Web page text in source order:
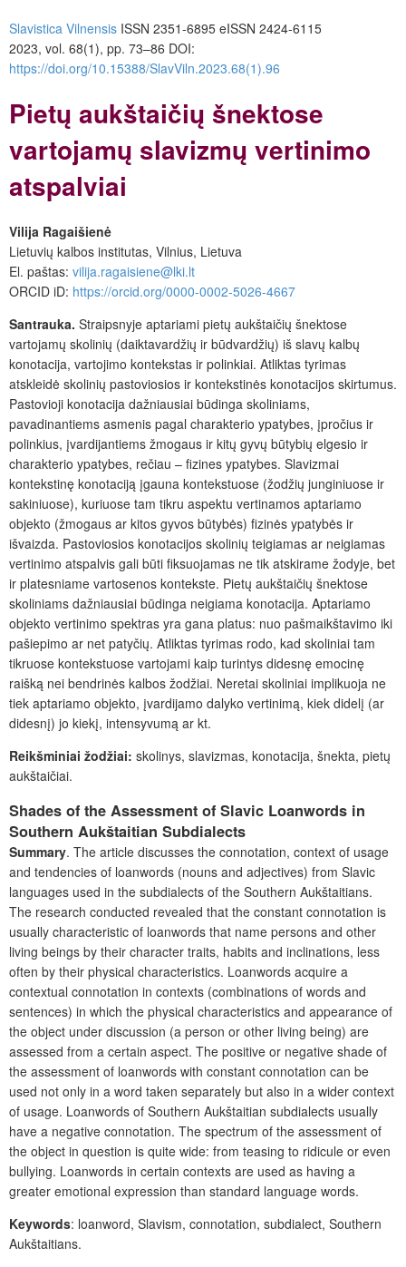
Slavistica Vilnensis ISSN 2351-6895 eISSN 2424-6115
2023, vol. 68(1), pp. 73–86 DOI:
https://doi.org/10.15388/SlavViln.2023.68(1).96
Pietų aukštaičių šnektose
vartojamų slavizmų vertinimo
atspalviai
Vilija Ragaišienė
Lietuvių kalbos institutas, Vilnius, Lietuva
El. paštas: vilija.ragaisiene@lki.lt
ORCID iD: https://orcid.org/0000-0002-5026-4667
Santrauka. Straipsnyje aptariami pietų aukštaičių šnektose
vartojamų skolinių (daiktavardžių ir būd­vardžių) iš slavų kalbų
konotacija, vartojimo kontekstas ir polinkiai. Atliktas tyrimas
atskleidė skolinių pastoviosios ir kontekstinės konotacijos skirtumus.
Pastovioji konotacija dažniausiai būdinga skoliniams,
pavadinantiems asmenis pagal charakterio ypatybes, įpročius ir
polinkius, įvardijantiems žmogaus ir kitų gyvų būtybių elgesio ir
charakterio ypatybes, rečiau – fizines ypatybes. Slavizmai
kontekstinę konotaciją įgauna kontekstuose (žodžių junginiuose ir
sakiniuose), kuriuose tam tikru aspektu vertinamos aptariamo
objekto (žmogaus ar kitos gyvos būtybės) fizinės ypatybės ir
išvaizda. Pastoviosios konotacijos skolinių teigiamas ar neigiamas
vertinimo atspalvis gali būti fiksuojamas ne tik atskirame žodyje, bet
ir platesniame vartosenos kontekste. Pietų aukštaičių šnektose
skoliniams dažniausiai būdinga neigiama konotacija. Aptariamo
objekto vertinimo spektras yra gana platus: nuo pašmaikštavimo iki
pašiepimo ar net patyčių. Atliktas tyrimas rodo, kad skoliniai tam
tikruose kontekstuose vartojami kaip turintys didesnę emocinę
raišką nei bendrinės kalbos žodžiai. Neretai skoliniai implikuoja ne
tiek aptariamo objekto, įvardijamo dalyko vertinimą, kiek didelį (ar
didesnį) jo kiekį, intensyvumą ar kt.
Reikšminiai žodžiai: skolinys, slavizmas, konotacija, šnekta, pietų
aukštaičiai.
Shades of the Assessment of Slavic Loanwords in
Southern Aukštaitian Subdialects
Summary. The article discusses the connotation, context of usage
and tendencies of loanwords (nouns and adjectives) from Slavic
languages used in the subdialects of the Southern Aukštaitians.
The research conducted revealed that the constant connotation is
usually characteristic of loanwords that name persons and other
living beings by their character traits, habits and inclinations, less
often by their physical characteristics. Loanwords acquire a
contextual connotation in contexts (combinations of words and
sentences) in which the physical characteristics and appearance of
the object under discussion (a person or other living being) are
assessed from a certain aspect. The positive or negative shade of
the assessment of loanwords with constant connotation can be
used not only in a word taken separately but also in a wider context
of usage. Loanwords of Southern Aukštaitian subdialects usually
have a negative connotation. The spectrum of the assessment of
the object in question is quite wide: from teasing to ridicule or even
bullying. Loanwords in certain contexts are used as having a
greater emotional expression than standard language words.
Keywords: loanword, Slavism, connotation, subdialect, Southern
Aukštaitians.